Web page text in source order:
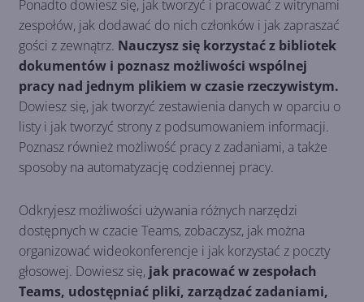
Ponadto dowiesz się, jak tworzyć i pracować z witrynami
zespołów, jak dodawać do nich członków i jak zapraszać
gości z zewnątrz. Nauczysz się korzystać z bibliotek
dokumentów i poznasz możliwości wspólnej
pracy nad jednym plikiem w czasie rzeczywistym.
Dowiesz się, jak tworzyć zestawienia danych w oparciu o
listy i jak tworzyć strony z podsumowaniem informacji.
Poznasz również możliwość pracy z zadaniami, a także
sposoby na automatyzację codziennej pracy.
Odkryjesz możliwości używania różnych narzędzi
dostępnych w czacie Teams, zobaczysz, jak można
organizować wideokonferencje i jak korzystać z poczty
głosowej. Dowiesz się, jak pracować w zespołach
Teams, udostępniać pliki, zarządzać zadaniami,